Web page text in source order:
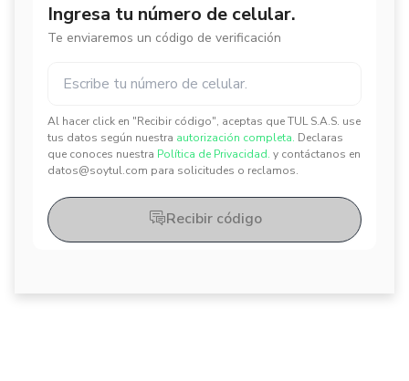
Ingresa tu número de celular.
Te enviaremos un código de verificación
Al hacer click en "Recibir código", aceptas que TUL S.A.S. use
tus datos según nuestra autorización completa. Declaras
que conoces nuestra Política de Privacidad. y contáctanos en
datos@soytul.com para solicitudes o reclamos.
✕
✕
Recibir código